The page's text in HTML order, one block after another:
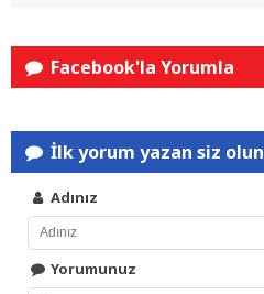
Facebook'la Yorumla
İlk yorum yazan siz olun
Adınız
Yorumunuz